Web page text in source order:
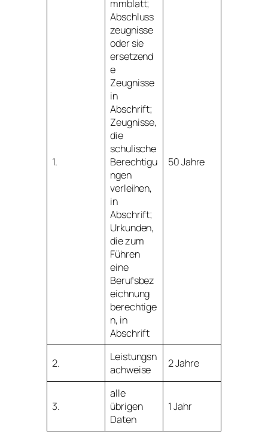
1.
mmblatt;
Abschluss
zeugnisse
oder sie
ersetzend
e
Zeugnisse
in
Abschrift;
Zeugnisse,
die
schulische
Berechtigu
ngen
verleihen,
in
Abschrift;
Urkunden,
die zum
Führen
eine
Berufsbez
eichnung
berechtige
n, in
Abschrift
50 Jahre
2.
Leistungsn
achweise
2 Jahre
3.
alle
übrigen
Daten
1 Jahr